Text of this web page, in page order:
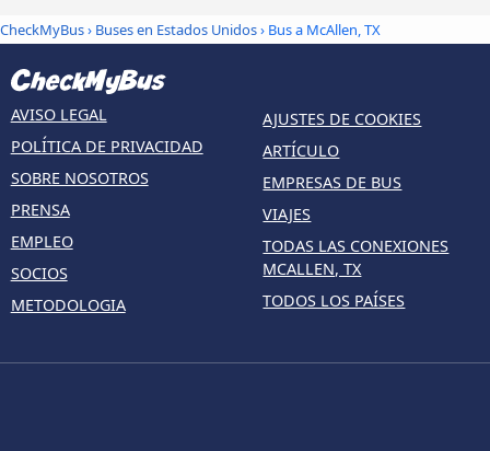
CheckMyBus› Buses en Estados Unidos› Bus a McAllen, TX
AVISO LEGAL
POLÍTICA DE PRIVACIDAD
SOBRE NOSOTROS
PRENSA
EMPLEO
SOCIOS
METODOLOGIA
AJUSTES DE COOKIES
ARTÍCULO
EMPRESAS DE BUS
VIAJES
TODAS LAS CONEXIONES
MCALLEN, TX
TODOS LOS PAÍSES